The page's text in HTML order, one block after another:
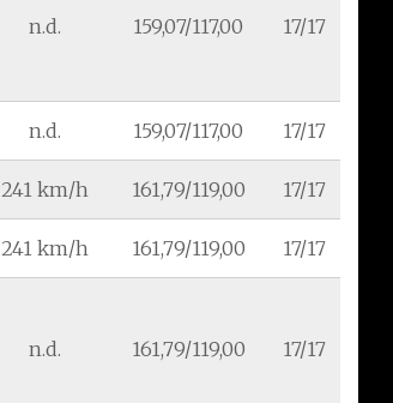
n.d. 159,07/117,00 17/17
n.d. 159,07/117,00 17/17
241 km/h 161,79/119,00 17/17
241 km/h 161,79/119,00 17/17
n.d. 161,79/119,00 17/17